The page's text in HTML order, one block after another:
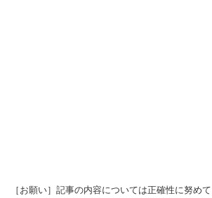
［お願い］記事の内容については正確性に努め